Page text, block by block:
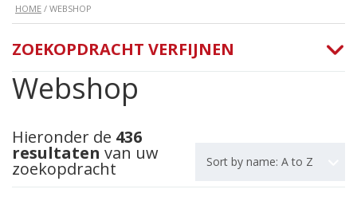
HOME / WEBSHOP
Webshop
Hieronder de 436
resultaten van uw
zoekopdracht Sort by name: A to Z
ZOEKOPDRACHT VERFIJNEN